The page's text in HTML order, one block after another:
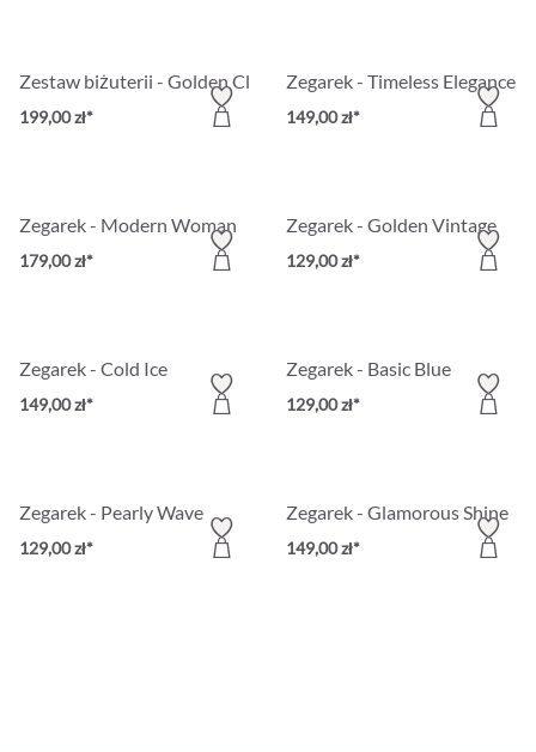
Zestaw biżuterii - Golden Classic
199,00 zł*
Zegarek - Timeless Elegance
149,00 zł*
Zegarek - Modern Woman
179,00 zł*
Zegarek - Golden Vintage
129,00 zł*
Zegarek - Cold Ice
149,00 zł*
Zegarek - Basic Blue
129,00 zł*
Zegarek - Pearly Wave
129,00 zł*
Zegarek - Glamorous Shine
149,00 zł*